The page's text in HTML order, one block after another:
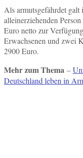
Als armutsgefährdet
alleinerziehenden
Euro netto zur
Erwachsenen und zwei
2900 Euro.
Mehr zum Thema –
Deutschland leben in